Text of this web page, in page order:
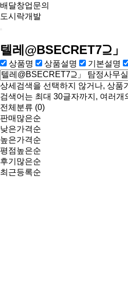
배달창업문의
도시락개발
텔레@BSECRET7⊇
상품명 상품설명 기본설명
상세검색을 선택하지 않거나, 상품
검색어는 최대 30글자까지, 여러
전체분류 (0)
판매많은순
낮은가격순
높은가격순
평점높은순
후기많은순
최근등록순